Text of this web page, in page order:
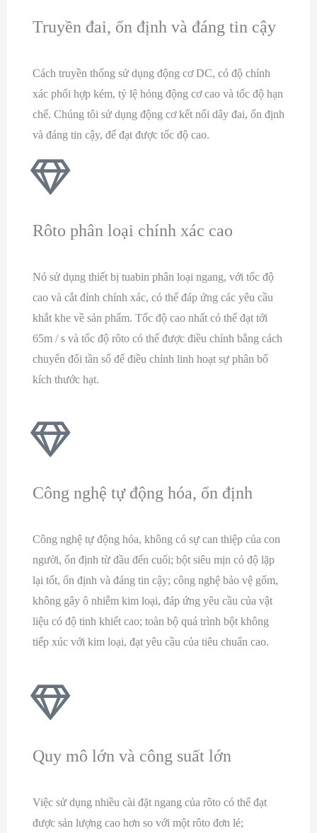
Truyền đai, ổn định và đáng tin cậy
Cách truyền thống sử dụng động cơ DC, có độ chính
xác phối hợp kém, tỷ lệ hỏng động cơ cao và tốc độ hạn
chế. Chúng tôi sử dụng động cơ kết nối dây đai, ổn định
và đáng tin cậy, để đạt được tốc độ cao.
Rôto phân loại chính xác cao
Nó sử dụng thiết bị tuabin phân loại ngang, với tốc độ
cao và cắt đỉnh chính xác, có thể đáp ứng các yêu cầu
khắt khe về sản phẩm. Tốc độ cao nhất có thể đạt tới
65m / s và tốc độ rôto có thể được điều chỉnh bằng cách
chuyển đổi tần số để điều chỉnh linh hoạt sự phân bố
kích thước hạt.
Công nghệ tự động hóa, ổn định
Công nghệ tự động hóa, không có sự can thiệp của con
người, ổn định từ đầu đến cuối; bột siêu mịn có độ lặp
lại tốt, ổn định và đáng tin cậy; công nghệ bảo vệ gốm,
không gây ô nhiễm kim loại, đáp ứng yêu cầu của vật
liệu có độ tinh khiết cao; toàn bộ quá trình bột không
tiếp xúc với kim loại, đạt yêu cầu của tiêu chuẩn cao.
Quy mô lớn và công suất lớn
Việc sử dụng nhiều cài đặt ngang của rôto có thể đạt
được sản lượng cao hơn so với một rôto đơn lẻ;